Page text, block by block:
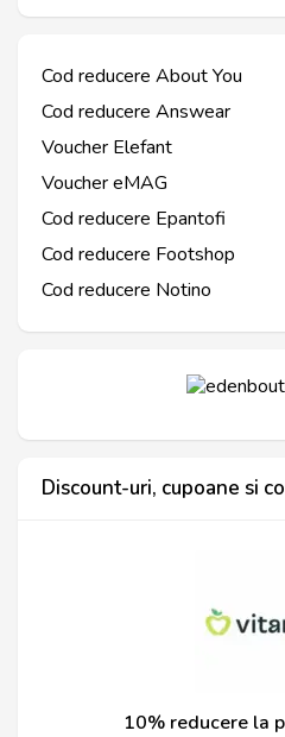
Cod reducere About You
Cod reducere Answear
Voucher Elefant
Voucher eMAG
Cod reducere Epantofi
Cod reducere Footshop
Cod reducere Notino
Discount-uri, cupoane si
10% reducere la